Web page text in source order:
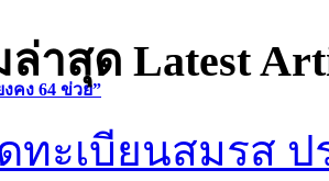
คง 64 ข่วย”
าสุด Latest
ทะเบียนสมรส ป